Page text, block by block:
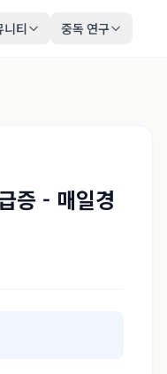
니티 중독 연구
증 - 매일경